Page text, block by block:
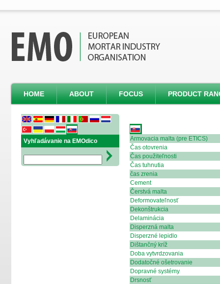
HOME ABOUT FOCUS PRODUCT
Vyhľadávanie na EMOdico
Armovacia malta (pre ETICS)
Čas otovrenia
Čas použiteľnosti
Čas tuhnutia
čas zrenia
Cement
Čerstvá malta
Deformovateľnosť
Dekonštrukcia
Delaminácia
Disperzná malta
Disperzné lepidlo
Dištančný kríž
Doba vytvrdzovania
Dodatočné ošetrovanie
Dopravné systémy
Drsnosť